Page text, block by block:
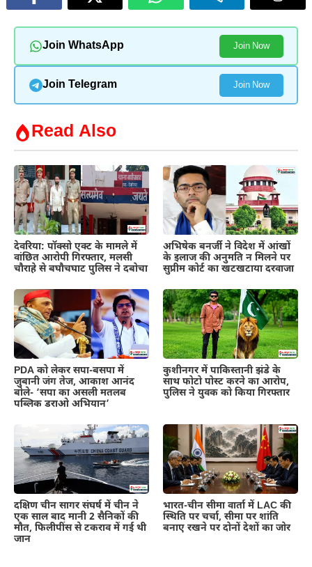
Join WhatsApp Join Now
Join Telegram Join Now
Read Also
देवरिया: पॉक्सो एक्ट के मामले में
वांछित आरोपी गिरफ्तार, मलसी
चौराहे से बघौचघाट पुलिस ने दबोचा
अभिषेक बनर्जी ने विदेश में आंखों
के इलाज की अनुमति न मिलने पर
सुप्रीम कोर्ट का खटखटाया दरवाजा
PDA को लेकर सपा-बसपा में
जुबानी जंग तेज, आकाश आनंद
बोले- ‘सपा का असली मतलब
पब्लिक डराओ अभियान’
कुशीनगर में पाकिस्तानी झंडे के
साथ फोटो पोस्ट करने का आरोप,
पुलिस ने युवक को किया गिरफ्तार
दक्षिण चीन सागर संघर्ष में चीन ने
एक साल बाद मानी 2 सैनिकों की
मौत, फिलीपींस से टकराव में गई थी
जान
भारत-चीन सीमा वार्ता में LAC की
स्थिति पर चर्चा, सीमा पर शांति
बनाए रखने पर दोनों देशों का जोर